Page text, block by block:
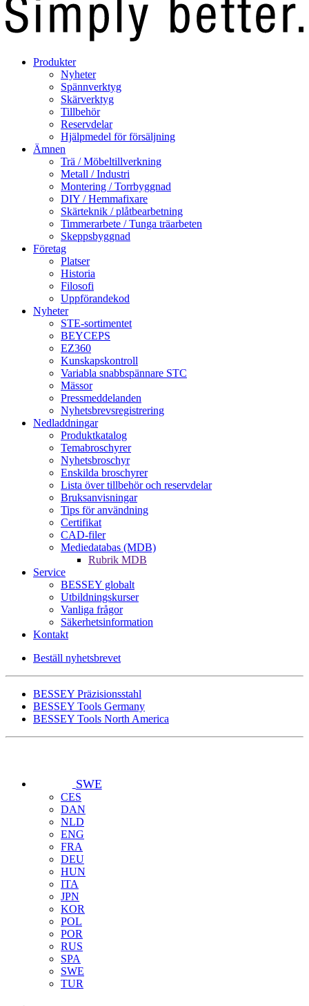
Produkter
Nyheter
Spännverktyg
Skärverktyg
Tillbehör
Reservdelar
Hjälpmedel för försäljning
Ämnen
Trä / Möbeltillverkning
Metall / Industri
Montering / Torrbyggnad
DIY / Hemmafixare
Skärteknik / plåtbearbetning
Timmerarbete / Tunga träarbeten
Skeppsbyggnad
Företag
Platser
Historia
Filosofi
Uppförandekod
Nyheter
STE-sortimentet
BEYCEPS
EZ360
Kunskapskontroll
Variabla snabbspännare STC
Mässor
Pressmeddelanden
Nyhetsbrevsregistrering
Nedladdningar
Produktkatalog
Temabroschyrer
Nyhetsbroschyr
Enskilda broschyrer
Lista över tillbehör och reservdelar
Bruksanvisningar
Tips för användning
Certifikat
CAD-filer
Mediedatabas (MDB)
Rubrik MDB
Service
BESSEY globalt
Utbildningskurser
Vanliga frågor
Säkerhetsinformation
Kontakt
Beställ nyhetsbrevet
BESSEY Präzisionsstahl
BESSEY Tools Germany
BESSEY Tools North America
SWE
CES
DAN
NLD
ENG
FRA
DEU
HUN
ITA
JPN
KOR
POL
POR
RUS
SPA
SWE
TUR